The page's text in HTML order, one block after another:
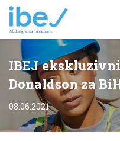
IBEJ
Donaldson za
08.06.2021.